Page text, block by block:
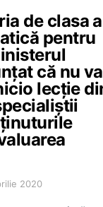
de clasa a
pentru
că nu
lecție
2020